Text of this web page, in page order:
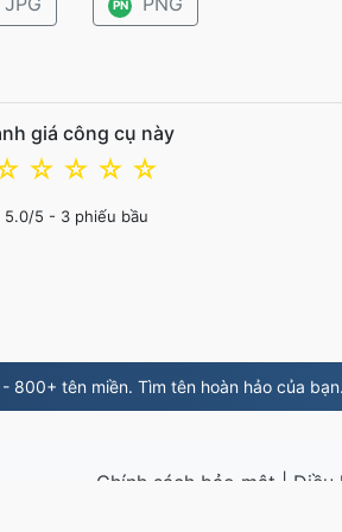
PN
giá công cụ này
☆
☆
☆
☆
5.0/5 - 3phiếu bầu
- 800+ tên miền. Tìm tên hoàn hảo của bạn.
Chính sách bảo mật | Điều